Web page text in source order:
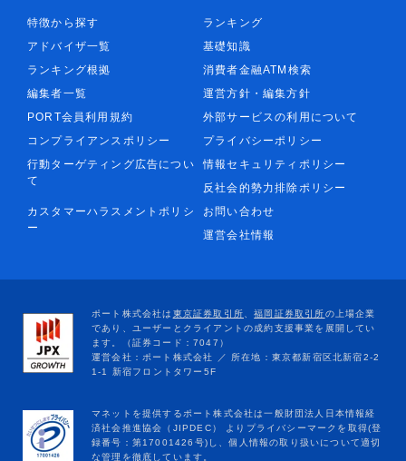
特徴から探す
ランキング
アドバイザ一覧
基礎知識
ランキング根拠
消費者金融ATM検索
編集者一覧
運営方針・編集方針
PORT会員利用規約
外部サービスの利用について
コンプライアンスポリシー
プライバシーポリシー
行動ターゲティング広告につい
て
情報セキュリティポリシー
反社会的勢力排除ポリシー
カスタマーハラスメントポリシ
ー
お問い合わせ
運営会社情報